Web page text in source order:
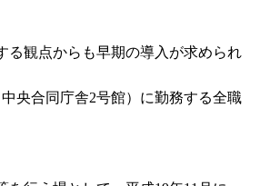
観点からも早期の導入が求められ
央合同庁舎2号館）に勤務する全職